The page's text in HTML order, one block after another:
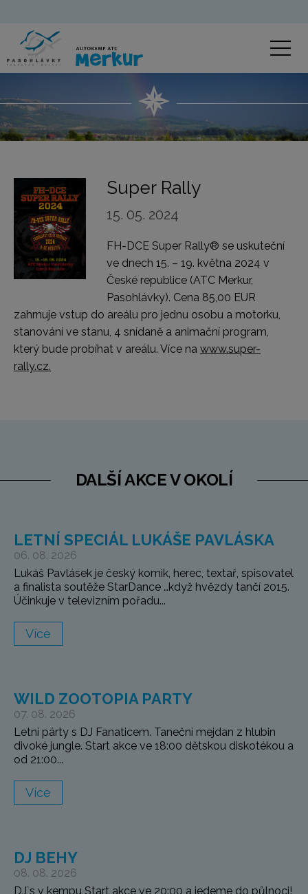
Super Rally
15. 05. 2024
FH-DCE Super Rally® se uskuteční
ve dnech 15. – 19. května 2024 v
České republice (ATC Merkur,
Pasohlávky). Cena 85,00 EUR
zahrnuje vstup do areálu pro jednu osobu a motorku,
stanování ve stanu, 4 snídaně a animační program,
který bude probíhat v areálu. Více na www.super-
rally.cz.
DALŠÍ AKCE V OKOLÍ
LETNÍ SPECIÁL LUKÁŠE PAVLÁSKA
06. 08. 2026
Lukáš Pavlásek je český komik, herec, textař, spisovatel
a finalista soutěže StarDance …když hvězdy tančí 2015.
Účinkuje v televizním pořadu...
Více
WILD ZOOTOPIA PARTY
07. 08. 2026
Letní párty s DJ Fanaticem. Taneční mejdan z hlubin
divoké jungle. Start akce ve 18:00 dětskou diskotékou a
od 21:00...
Více
DJ BEHY
08. 08. 2026
DJ`s v kempu Start akce ve 20:00 a jedeme do půlnoci!